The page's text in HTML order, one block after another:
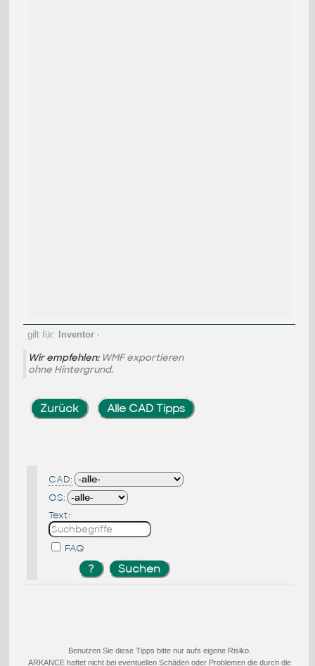
gilt für: Inventor·
Wir empfehlen: WMF exportieren
ohne Hintergrund.
Zurück Alle CAD Tipps
CAD:
OS:
Text:
FAQ
Benutzen Sie diese Tipps bitte nur aufs eigene Risiko.
ARKANCE haftet nicht bei eventuellen Schäden oder Problemen die durch die